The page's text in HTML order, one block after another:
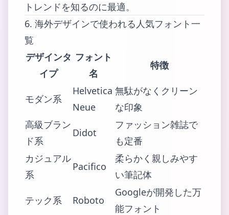
トレンドを知るのに最適。
6. 海外デザインで使われる人気フォント一
覧
デザインタ
イプ
フォント
名
特徴
モダン系
Helvetica
Neue
無駄がなくクリーン
な印象
高級ブラン
ド系
Didot
ファッション雑誌で
も定番
カジュアル
系
Pacifico
柔らかく親しみやす
い筆記体
テック系 Roboto
Googleが開発した万
能フォント